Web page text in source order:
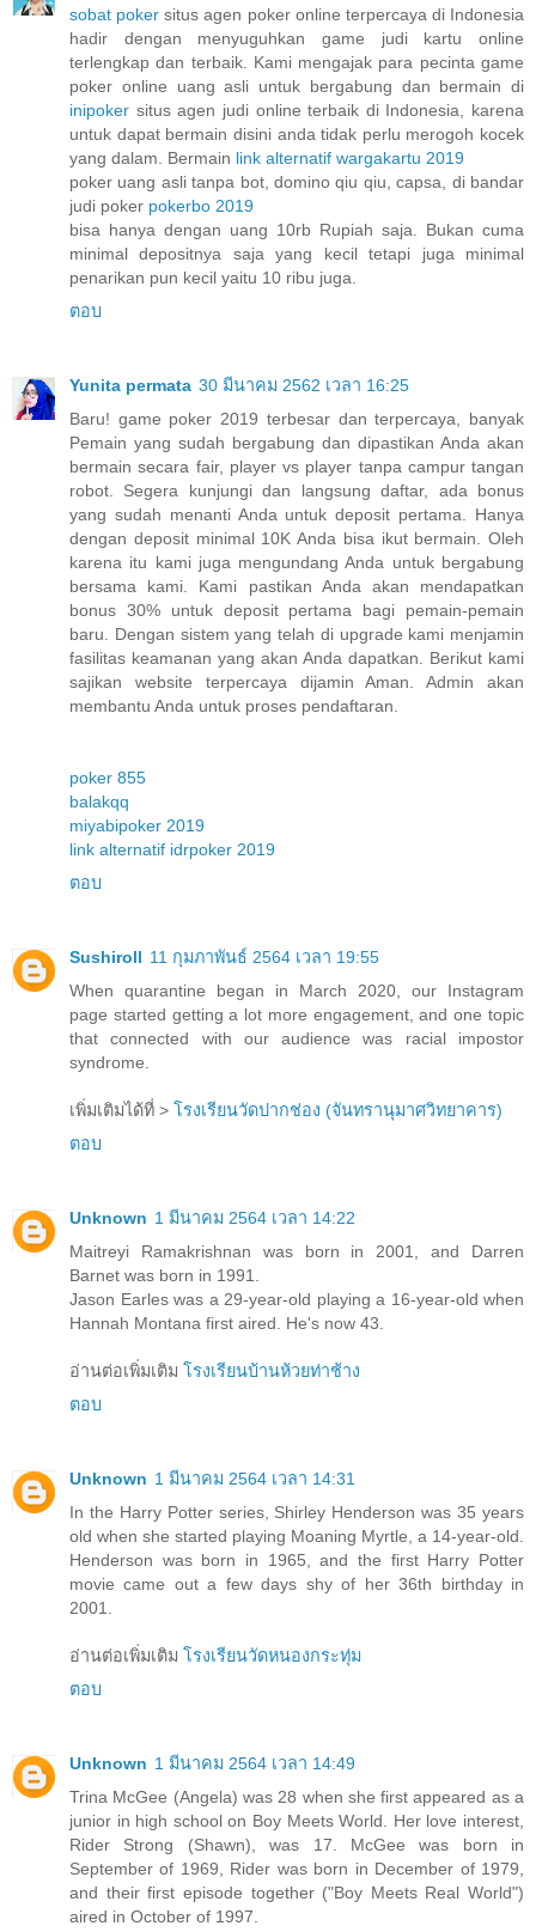
sobat poker situs agen poker online terpercaya di Indonesia
hadir dengan menyuguhkan game judi kartu online
terlengkap dan terbaik. Kami mengajak para pecinta game
poker online uang asli untuk bergabung dan bermain di
inipoker situs agen judi online terbaik di Indonesia, karena
untuk dapat bermain disini anda tidak perlu merogoh kocek
yang dalam. Bermain link alternatif wargakartu 2019
poker uang asli tanpa bot, domino qiu qiu, capsa, di bandar
judi poker pokerbo 2019
bisa hanya dengan uang 10rb Rupiah saja. Bukan cuma
minimal depositnya saja yang kecil tetapi juga minimal
penarikan pun kecil yaitu 10 ribu juga.
ตอบ
Yunita permata 30 มีนาคม 2562 เวลา 16:25
Baru! game poker 2019 terbesar dan terpercaya, banyak
Pemain yang sudah bergabung dan dipastikan Anda akan
bermain secara fair, player vs player tanpa campur tangan
robot. Segera kunjungi dan langsung daftar, ada bonus
yang sudah menanti Anda untuk deposit pertama. Hanya
dengan deposit minimal 10K Anda bisa ikut bermain. Oleh
karena itu kami juga mengundang Anda untuk bergabung
bersama kami. Kami pastikan Anda akan mendapatkan
bonus 30% untuk deposit pertama bagi pemain-pemain
baru. Dengan sistem yang telah di upgrade kami menjamin
fasilitas keamanan yang akan Anda dapatkan. Berikut kami
sajikan website terpercaya dijamin Aman. Admin akan
membantu Anda untuk proses pendaftaran.
poker 855
balakqq
miyabipoker 2019
link alternatif idrpoker 2019
ตอบ
Sushiroll 11 กุมภาพันธ์ 2564 เวลา 19:55
When quarantine began in March 2020, our Instagram
page started getting a lot more engagement, and one topic
that connected with our audience was racial impostor
syndrome.
เพิ่มเติมได้ที่ > โรงเรียนวัดปากช่อง (จันทรานุมาศวิทยาคาร)
ตอบ
Unknown 1 มีนาคม 2564 เวลา 14:22
Maitreyi Ramakrishnan was born in 2001, and Darren
Barnet was born in 1991.
Jason Earles was a 29-year-old playing a 16-year-old when
Hannah Montana first aired. He's now 43.
อ่านต่อเพิ่มเติม โรงเรียนบ้านห้วยท่าช้าง
ตอบ
Unknown 1 มีนาคม 2564 เวลา 14:31
In the Harry Potter series, Shirley Henderson was 35 years
old when she started playing Moaning Myrtle, a 14-year-old.
Henderson was born in 1965, and the first Harry Potter
movie came out a few days shy of her 36th birthday in
2001.
อ่านต่อเพิ่มเติม โรงเรียนวัดหนองกระทุ่ม
ตอบ
Unknown 1 มีนาคม 2564 เวลา 14:49
Trina McGee (Angela) was 28 when she first appeared as a
junior in high school on Boy Meets World. Her love interest,
Rider Strong (Shawn), was 17. McGee was born in
September of 1969, Rider was born in December of 1979,
and their first episode together ("Boy Meets Real World")
aired in October of 1997.